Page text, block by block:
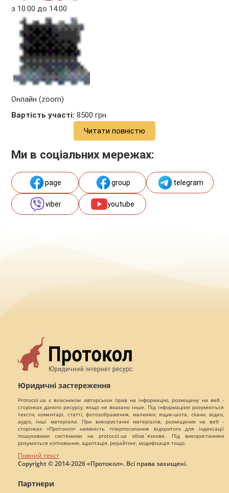
з 10:00 до 14:00
Онлайн (zoom)
Вартість участі: 8500 грн
Читати повністю
Ми в соціальних мережах:
page group telegram
viber youtube
Юридичні застереження
Protocol.ua є власником авторських прав на інформацію, розміщену на веб -
сторінках даного ресурсу, якщо не вказано інше. Під інформацією розуміються
тексти, коментарі, статті, фотозображення, малюнки, ящик-шота, скани, відео,
аудіо, інші матеріали. При використанні матеріалів, розміщених на веб -
сторінках «Протокол» наявність гіперпосилання відкритого для індексації
пошуковими системами на protocol.ua обов`язкове. Під використанням
розуміється копіювання, адаптація, рерайтинг, модифікація тощо.
Повний текст
Copyright © 2014-2026 «Протокол». Всі права захищені.
Партнери